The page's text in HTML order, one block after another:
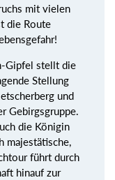
mit vielen
die Route
Gipfel stellt die
Stellung
und
Gebirgsgruppe.
die Königin
führt durch
hinauf zur